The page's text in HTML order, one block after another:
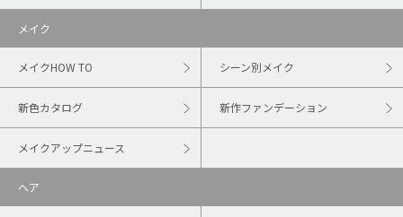
メイク
メイクHOW TO シーン別メイク
新色カタログ 新作ファンデーション
メイクアップニュース
ヘア